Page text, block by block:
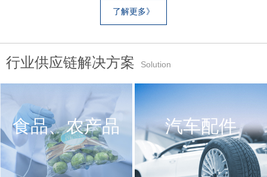
了解更多》
行业供应链解决方案 Solution
食品、农产品 汽车配件